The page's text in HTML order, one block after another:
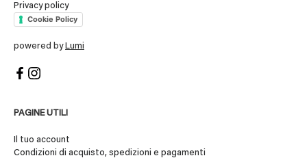
Privacy policy
Cookie Policy
powered by Lumi
PAGINE UTILI
Il tuo account
Condizioni di acquisto, spedizioni e pagamenti